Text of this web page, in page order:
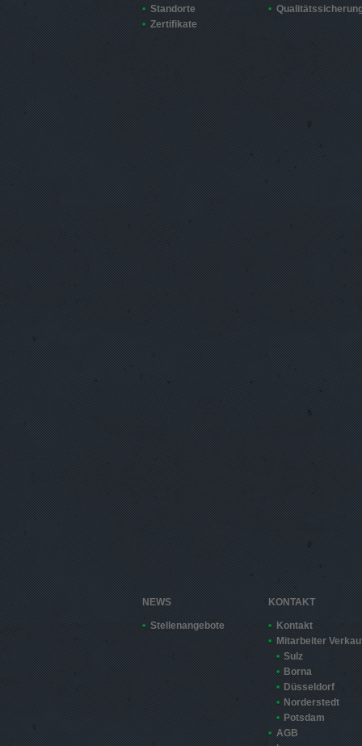
Standorte
Zertifikate
NEWS
Stellenangebote
KONTAKT
Kontakt
Mitarbeiter
Sulz
Borna
Düsseldorf
Norderstedt
Potsdam
AGB